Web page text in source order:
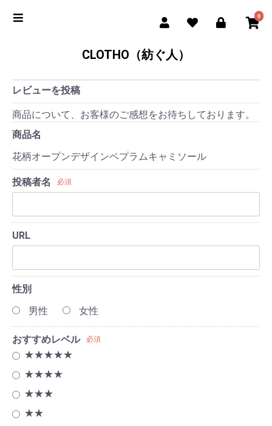
0
CLOTHO（紡ぐ人）
レビューを投稿
商品について、お客様のご感想をお待ちしております。
商品名
花柄オープンデザインペプラムキャミソール
投稿者名 必須
URL
性別
男性
女性
おすすめレベル 必須
★★★★★
★★★★
★★★
★★